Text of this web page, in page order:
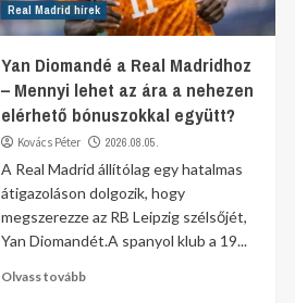
Real Madrid hírek
Yan Diomandé a Real Madridhoz
– Mennyi lehet az ára a nehezen
elérhető bónuszokkal együtt?
Kovács Péter 2026.08.05.
A Real Madrid állítólag egy hatalmas
átigazoláson dolgozik, hogy
megszerezze az RB Leipzig szélsőjét,
Yan Diomandét.A spanyol klub a 19...
Olvass tovább